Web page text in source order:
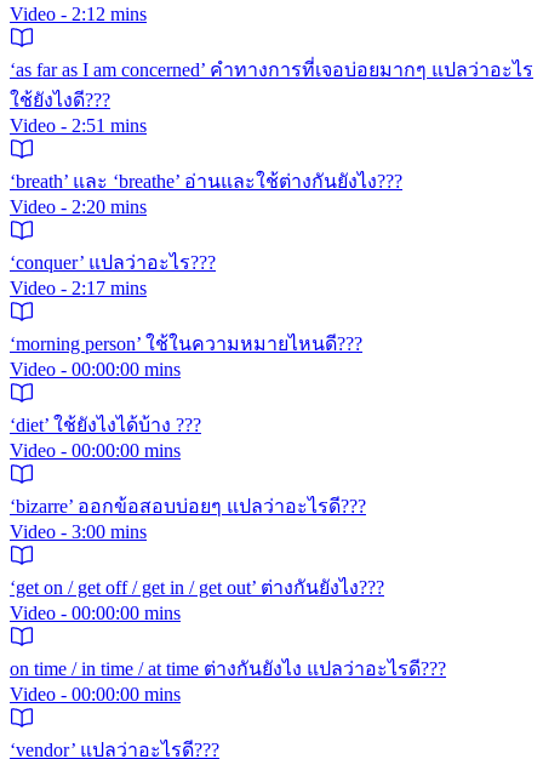
Video - 2:12 mins
‘as far as I am concerned’ คำทางการที่เจอบ่อยมากๆ แปลว่าอะไร
ใช้ยังไงดี???
Video - 2:51 mins
‘breath’ และ ‘breathe’ อ่านและใช้ต่างกันยังไง???
Video - 2:20 mins
‘conquer’ แปลว่าอะไร???
Video - 2:17 mins
‘morning person’ ใช้ในความหมายไหนดี???
Video - 00:00:00 mins
‘diet’ ใช้ยังไงได้บ้าง ???
Video - 00:00:00 mins
‘bizarre’ ออกข้อสอบบ่อยๆ แปลว่าอะไรดี???
Video - 3:00 mins
‘get on / get off / get in / get out’ ต่างกันยังไง???
Video - 00:00:00 mins
on time / in time / at time ต่างกันยังไง แปลว่าอะไรดี???
Video - 00:00:00 mins
‘vendor’ แปลว่าอะไรดี???